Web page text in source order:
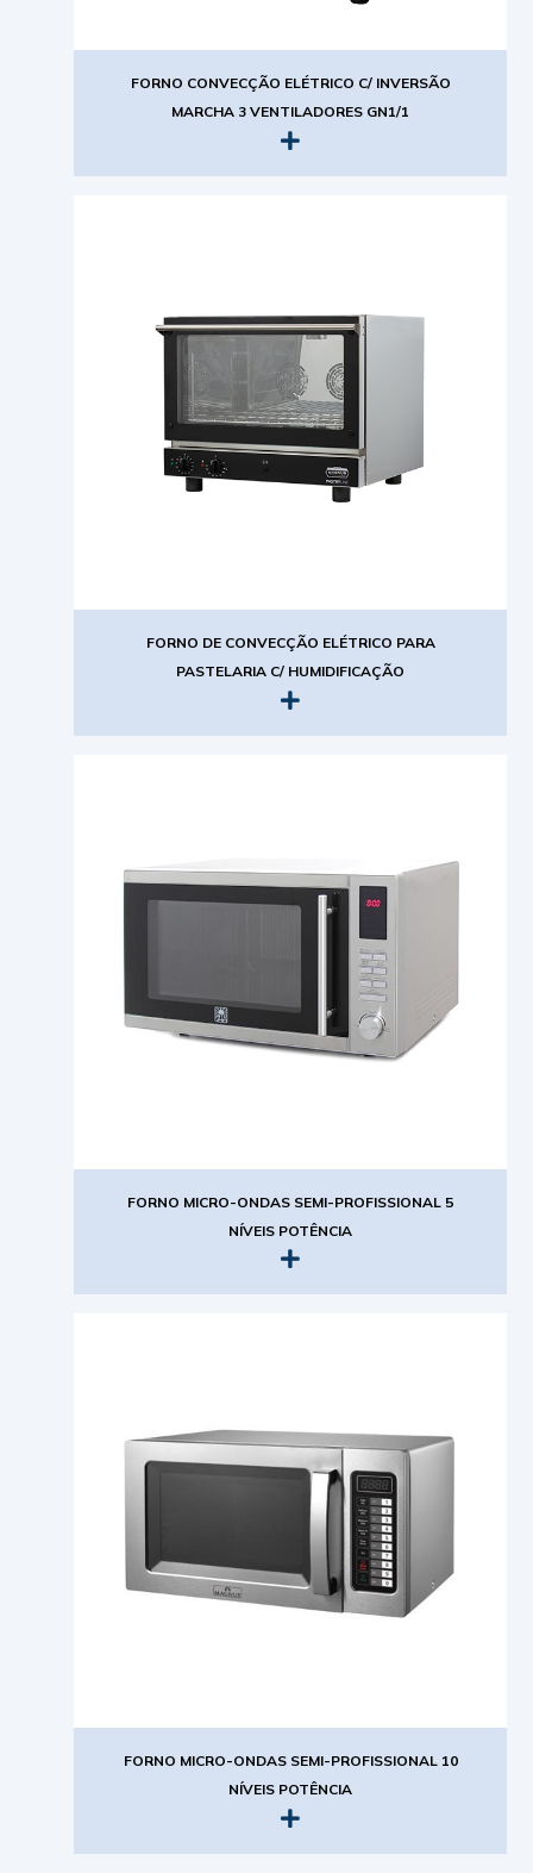
FORNO CONVECÇÃO ELÉTRICO C/ INVERSÃO
MARCHA 3 VENTILADORES GN1/1
FORNO DE CONVECÇÃO ELÉTRICO PARA
PASTELARIA C/ HUMIDIFICAÇÃO
FORNO MICRO-ONDAS SEMI-PROFISSIONAL 5
NÍVEIS POTÊNCIA
FORNO MICRO-ONDAS SEMI-PROFISSIONAL 10
NÍVEIS POTÊNCIA